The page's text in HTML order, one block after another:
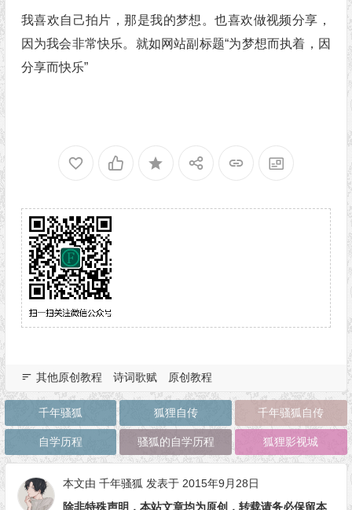
我喜欢自己拍片，那是我的梦想。也喜欢做视频分享，
因为我会非常快乐。就如网站副标题“为梦想而执着，因
分享而快乐”
其他原创教程 诗词歌赋 原创教程
千年骚狐 狐狸自传 千年骚狐自传
自学历程 骚狐的自学历程 狐狸影视城
本文由 千年骚狐 发表于 2015年9月28日
除非特殊声明，本站文章均为原创，转载请务必保留本